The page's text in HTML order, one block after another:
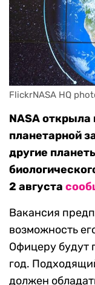
FlickrNASA HQ
NASA
планетарной
другие
2 августа
Вакансия
возможность
Офицеру будут
год.
должен